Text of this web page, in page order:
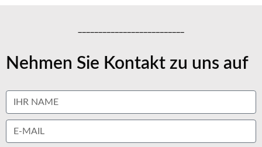
Nehmen Sie Kontakt zu uns auf